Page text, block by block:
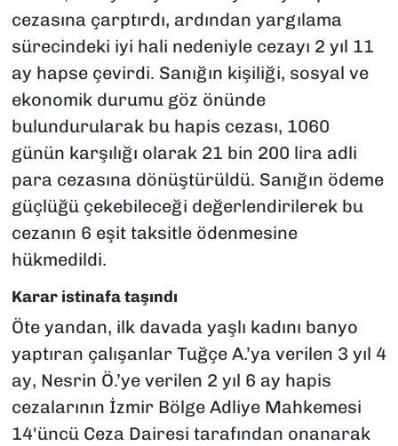
cezasına çarptırdı, ardından yargılama
sürecindeki iyi hali nedeniyle cezayı 2 yıl 11
ay hapse çevirdi. Sanığın kişiliği, sosyal ve
ekonomik durumu göz önünde
bulundurularak bu hapis cezası, 1060
günün karşılığı olarak 21 bin 200 lira adli
para cezasına dönüştürüldü. Sanığın ödeme
güçlüğü çekebileceği değerlendirilerek bu
cezanın 6 eşit taksitle ödenmesine
hükmedildi.
Karar istinafa taşındı
Öte yandan, ilk davada yaşlı kadını banyo
yaptıran çalışanlar Tuğçe A.’ya verilen 3 yıl 4
ay, Nesrin Ö.’ye verilen 2 yıl 6 ay hapis
cezalarının İzmir Bölge Adliye Mahkemesi
14'üncü Ceza Dairesi tarafından onanarak